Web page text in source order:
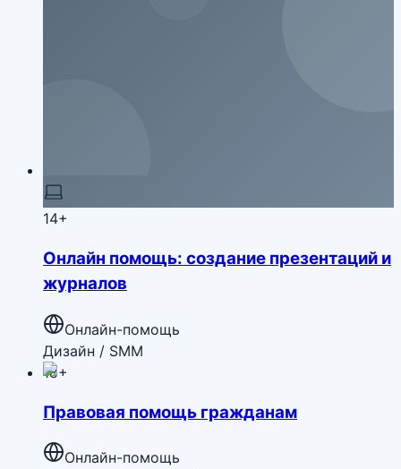
14+
Онлайн помощь: создание презентаций и
журналов
Онлайн-помощь
Дизайн / SMM
18+
Правовая помощь гражданам
Онлайн-помощь